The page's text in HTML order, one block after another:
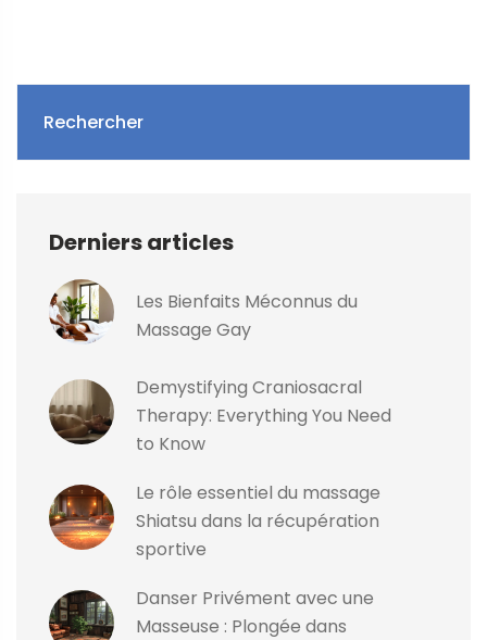
Rechercher
Derniers articles
Les Bienfaits Méconnus du
Massage Gay
Demystifying Craniosacral
Therapy: Everything You Need
to Know
Le rôle essentiel du massage
Shiatsu dans la récupération
sportive
Danser Privément avec une
Masseuse : Plongée dans